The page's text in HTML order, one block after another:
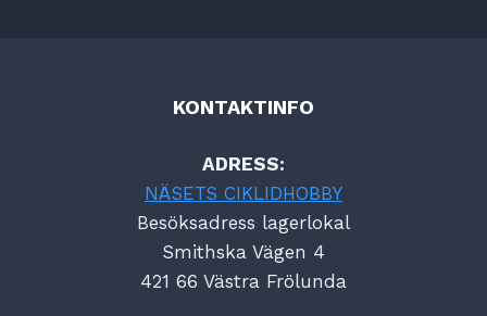
KONTAKTINFO
ADRESS:
NÄSETS CIKLIDHOBBY
Besöksadress lagerlokal
Smithska Vägen 4
421 66 Västra Frölunda